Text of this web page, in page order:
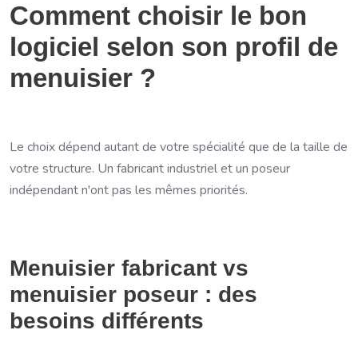
Comment choisir le bon
logiciel selon son profil de
menuisier ?
Le choix dépend autant de votre spécialité que de la taille de
votre structure. Un fabricant industriel et un poseur
indépendant n'ont pas les mêmes priorités.
Menuisier fabricant vs
menuisier poseur : des
besoins différents